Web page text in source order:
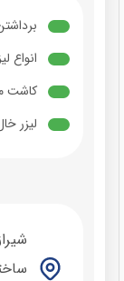
انواع
کاشت
لیزر